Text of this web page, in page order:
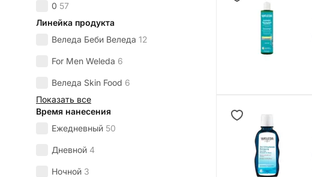
0 57
Линейка продукта
Веледа Беби Веледа 12
For Men Weleda 6
Веледа Skin Food 6
Показать все
Время нанесения
Ежедневный 50
Дневной 4
Ночной 3